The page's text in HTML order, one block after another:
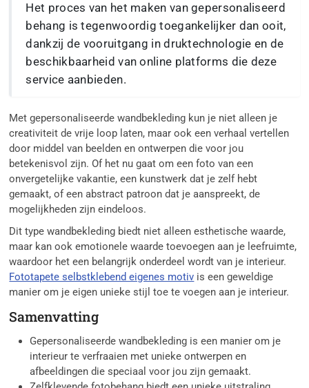
Het proces van het maken van gepersonaliseerd
behang is tegenwoordig toegankelijker dan ooit,
dankzij de vooruitgang in druktechnologie en de
beschikbaarheid van online platforms die deze
service aanbieden.
Met gepersonaliseerde wandbekleding kun je niet alleen je
creativiteit de vrije loop laten, maar ook een verhaal vertellen
door middel van beelden en ontwerpen die voor jou
betekenisvol zijn. Of het nu gaat om een foto van een
onvergetelijke vakantie, een kunstwerk dat je zelf hebt
gemaakt, of een abstract patroon dat je aanspreekt, de
mogelijkheden zijn eindeloos.
Dit type wandbekleding biedt niet alleen esthetische waarde,
maar kan ook emotionele waarde toevoegen aan je leefruimte,
waardoor het een belangrijk onderdeel wordt van je interieur.
Fototapete selbstklebend eigenes motiv is een geweldige
manier om je eigen unieke stijl toe te voegen aan je interieur.
Samenvatting
Gepersonaliseerde wandbekleding is een manier om je
interieur te verfraaien met unieke ontwerpen en
afbeeldingen die speciaal voor jou zijn gemaakt.